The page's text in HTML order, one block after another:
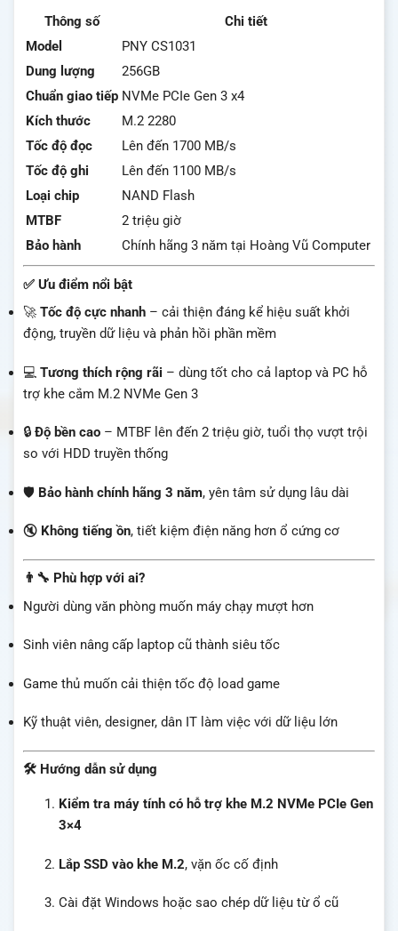
Thông số
Chi tiết
Model
PNY CS1031
Dung lượng
256GB
Chuẩn giao tiếp NVMe PCIe Gen 3 x4
Kích thước
M.2 2280
Tốc độ đọc
Lên đến 1700 MB/s
Tốc độ ghi
Lên đến 1100 MB/s
Loại chip
NAND Flash
MTBF
2 triệu giờ
Bảo hành
Chính hãng 3 năm tại Hoàng Vũ Computer
✅ Ưu điểm nổi bật
🚀 Tốc độ cực nhanh – cải thiện đáng kể hiệu suất khởi
động, truyền dữ liệu và phản hồi phần mềm
💻 Tương thích rộng rãi – dùng tốt cho cả laptop và PC hỗ
trợ khe cắm M.2 NVMe Gen 3
🔒 Độ bền cao – MTBF lên đến 2 triệu giờ, tuổi thọ vượt trội
so với HDD truyền thống
🛡️ Bảo hành chính hãng 3 năm, yên tâm sử dụng lâu dài
🔇 Không tiếng ồn, tiết kiệm điện năng hơn ổ cứng cơ
👨‍🔧 Phù hợp với ai?
Người dùng văn phòng muốn máy chạy mượt hơn
Sinh viên nâng cấp laptop cũ thành siêu tốc
Game thủ muốn cải thiện tốc độ load game
Kỹ thuật viên, designer, dân IT làm việc với dữ liệu lớn
🛠️ Hướng dẫn sử dụng
Kiểm tra máy tính có hỗ trợ khe M.2 NVMe PCIe Gen
3×4
Lắp SSD vào khe M.2, vặn ốc cố định
Cài đặt Windows hoặc sao chép dữ liệu từ ổ cũ